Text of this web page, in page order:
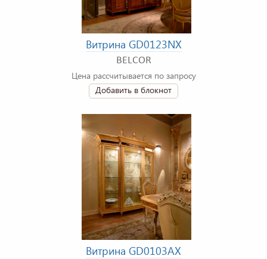
Витрина GD0123NX
BELCOR
Цена рассчитывается по запросу
Добавить в блокнот
Витрина GD0103AX